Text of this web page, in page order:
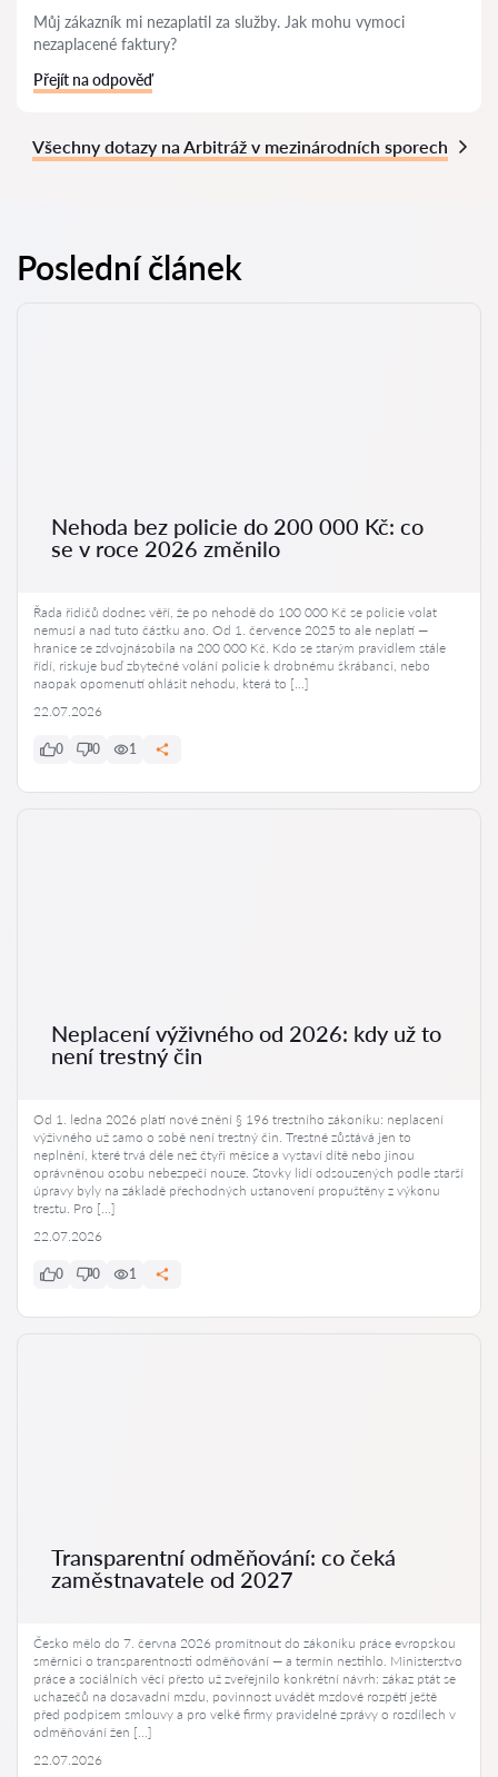
Můj zákazník mi nezaplatil za služby. Jak mohu vymoci
nezaplacené faktury?
Přejít na odpověď
Všechny dotazy na Arbitráž v mezinárodních sporech
Poslední článek
Nehoda bez policie do 200 000 Kč: co
se v roce 2026 změnilo
Řada řidičů dodnes věří, že po nehodě do 100 000 Kč se policie volat
nemusí a nad tuto částku ano. Od 1. července 2025 to ale neplatí —
hranice se zdvojnásobila na 200 000 Kč. Kdo se starým pravidlem stále
řídí, riskuje buď zbytečné volání policie k drobnému škrábanci, nebo
naopak opomenutí ohlásit nehodu, která to […]
22.07.2026
0 0 1
Neplacení výživného od 2026: kdy už to
není trestný čin
Od 1. ledna 2026 platí nové znění § 196 trestního zákoníku: neplacení
výživného už samo o sobě není trestný čin. Trestné zůstává jen to
neplnění, které trvá déle než čtyři měsíce a vystaví dítě nebo jinou
oprávněnou osobu nebezpečí nouze. Stovky lidí odsouzených podle starší
úpravy byly na základě přechodných ustanovení propuštěny z výkonu
trestu. Pro […]
22.07.2026
0 0 1
Transparentní odměňování: co čeká
zaměstnavatele od 2027
Česko mělo do 7. června 2026 promítnout do zákoníku práce evropskou
směrnici o transparentnosti odměňování — a termín nestihlo. Ministerstvo
práce a sociálních věcí přesto už zveřejnilo konkrétní návrh: zákaz ptát se
uchazečů na dosavadní mzdu, povinnost uvádět mzdové rozpětí ještě
před podpisem smlouvy a pro velké firmy pravidelné zprávy o rozdílech v
odměňování žen […]
22.07.2026